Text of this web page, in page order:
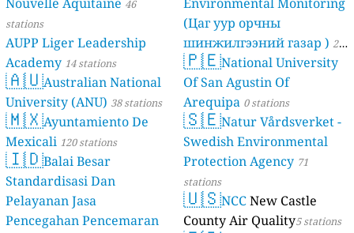
46
stations
AUPP Liger Leadership
Academy 14 stations
🇦🇺Australian National
University (ANU) 38 stations
🇲🇽Ayuntamiento De
Mexicali 120 stations
🇮🇩Balai Besar
Standardisasi Dan
Pelayanan Jasa
Pencegahan Pencemaran
(Цаг уур орчны
шинжилгээний газар ) 21
stations
🇵🇪National University
Of San Agustin Of
Arequipa 0 stations
🇸🇪Natur Vårdsverket -
Swedish Environmental
Protection Agency 71
stations
🇺🇸NCCNew Castle
County Air Quality5 stations